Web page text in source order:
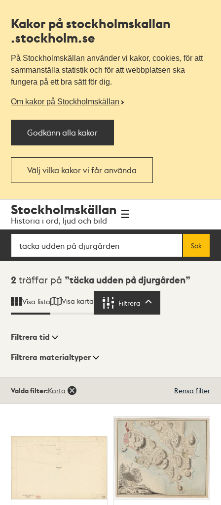
Kakor på stockholmskallan
.stockholm.se
På Stockholmskällan använder vi kakor, cookies, för att
sammanställa statistik och för att webbplatsen ska
fungera på ett bra sätt för dig.
Om kakor på Stockholmskällan
Godkänn alla kakor
Välj vilka kakor vi får använda
navigationen
huvudinnehållet
Stockholmskällan
Historia i ord, ljud och bild
Sök
Sök
Sökresultat
2 träffar på täcka udden på djurgården
Visa lista Visa karta Filtrera
Visningsläge
Filtrera tid
Filtrera materialtyper
träffar
Valda filter:Karta Rensa filter